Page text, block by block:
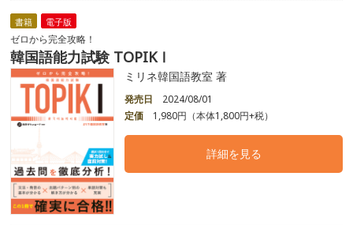
書籍 電子版
ゼロから完全攻略！
韓国語能力試験 TOPIKⅠ
ミリネ韓国語教室 著
発売日
2024/08/01
定価
1,980円（本体1,800円+税）
詳細を見る